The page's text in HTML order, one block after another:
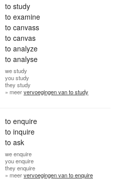
to study
to examine
to canvass
to canvas
to analyze
to analyse
westudy
youstudy
they study
» meervervoegingen van to study
to enquire
to inquire
to ask
weenquire
youenquire
they enquire
» meervervoegingen van to enquire